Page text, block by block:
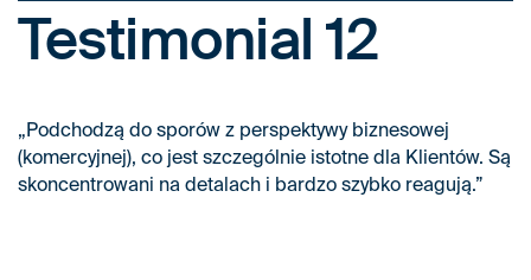
Testimonial 12
„Podchodzą do sporów z perspektywy biznesowej
(komercyjnej), co jest szczególnie istotne dla Klientów. Są
skoncentrowani na detalach i bardzo szybko reagują.”